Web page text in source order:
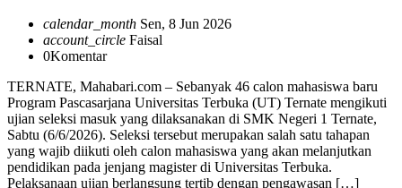
calendar_month Sen, 8 Jun 2026
account_circle Faisal
0Komentar
TERNATE, Mahabari.com – Sebanyak 46 calon mahasiswa baru
Program Pascasarjana Universitas Terbuka (UT) Ternate mengikuti
ujian seleksi masuk yang dilaksanakan di SMK Negeri 1 Ternate,
Sabtu (6/6/2026). Seleksi tersebut merupakan salah satu tahapan
yang wajib diikuti oleh calon mahasiswa yang akan melanjutkan
pendidikan pada jenjang magister di Universitas Terbuka.
Pelaksanaan ujian berlangsung tertib dengan pengawasan […]